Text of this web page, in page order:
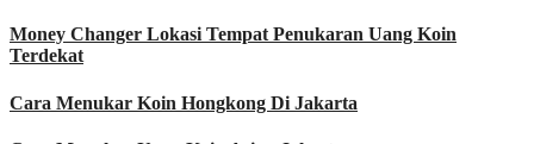
Money Changer Lokasi Tempat Penukaran Uang Koin
Terdekat
Cara Menukar Koin Hongkong Di Jakarta